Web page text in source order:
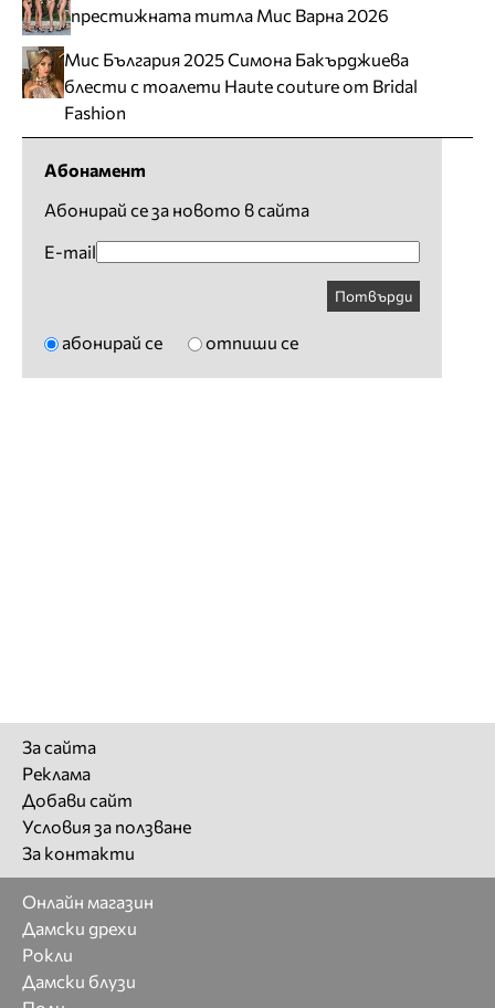
престижната титла Мис Варна 2026
Мис България 2025 Симона Бакърджиева
блести с тоалети Haute couture от Bridal
Fashion
Абонамент
Абонирай се за новото в сайта
E-mail
Потвърди
абонирай се отпиши се
За сайта
Реклама
Добави сайт
Условия за ползване
За контакти
Онлайн магазин
Дамски дрехи
Рокли
Дамски блузи